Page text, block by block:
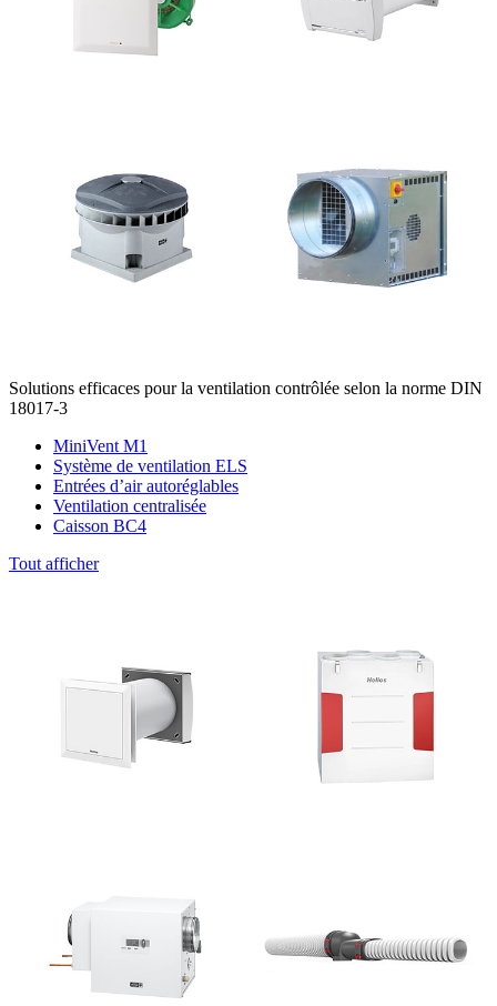
Solutions efficaces pour la ventilation contrôlée selon la norme DIN
18017-3
MiniVent M1
Système de ventilation ELS
Entrées d’air autoréglables
Ventilation centralisée
Caisson BC4
Tout afficher